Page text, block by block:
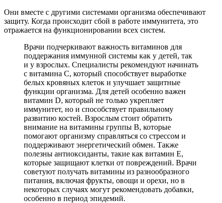
Они вместе с другими системами организма обеспечивают
защиту. Когда происходит сбой в работе иммунитета, это
отражается на функционировании всех систем.
Врачи подчеркивают важность витаминов для
поддержания иммунной системы как у детей, так
и у взрослых. Специалисты рекомендуют начинать
с витамина C, который способствует выработке
белых кровяных клеток и улучшает защитные
функции организма. Для детей особенно важен
витамин D, который не только укрепляет
иммунитет, но и способствует правильному
развитию костей. Взрослым стоит обратить
внимание на витамины группы B, которые
помогают организму справляться со стрессом и
поддерживают энергетический обмен. Также
полезны антиоксиданты, такие как витамин E,
которые защищают клетки от повреждений. Врачи
советуют получать витамины из разнообразного
питания, включая фрукты, овощи и орехи, но в
некоторых случаях могут рекомендовать добавки,
особенно в период эпидемий.